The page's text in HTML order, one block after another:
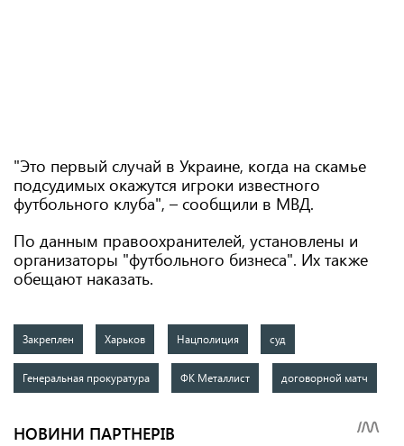
"Это первый случай в Украине, когда на скамье
подсудимых окажутся игроки известного
футбольного клуба", – сообщили в МВД.
По данным правоохранителей, установлены и
организаторы "футбольного бизнеса". Их также
обещают наказать.
Закреплен Харьков Нацполиция суд
Генеральная прокуратура ФК Металлист договорной матч